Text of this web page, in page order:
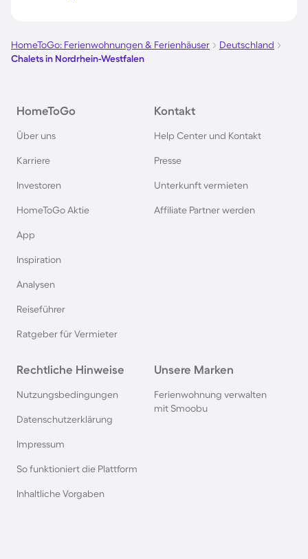
Chalets in Schweden
Chalets in Holland
Chalets im Bayerischen Wald
Chalets in Deutschland
Chalets in Bayern
Chalets in Frankreich
Chalets in der Schweiz
HomeToGo: Ferienwohnungen & Ferienhäuser
Deutschland
Chalets in Nordrhein-Westfalen
HomeToGo
Über uns
Karriere
Investoren
HomeToGo Aktie
App
Inspiration
Analysen
Reiseführer
Ratgeber für Vermieter
Kontakt
Help Center und Kontakt
Presse
Unterkunft vermieten
Affiliate Partner werden
Rechtliche Hinweise
Nutzungsbedingungen
Datenschutzerklärung
Impressum
So funktioniert die Plattform
Inhaltliche Vorgaben
Unsere Marken
Ferienwohnung verwalten
mit Smoobu